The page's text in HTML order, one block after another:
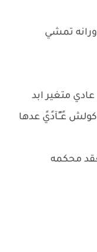
تمشي
متغير ابد
عًـًـًآدًيً عدها
محكمه